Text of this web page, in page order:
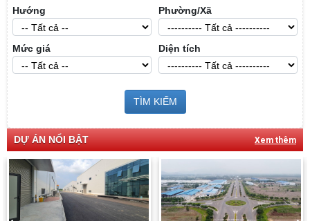
Hướng Phường/Xã
Mức giá Diện tích
TÌM KIẾM
DỰ ÁN NỔI BẬT Xem thêm